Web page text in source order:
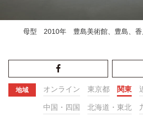
母型 2010年 豊島美術館、豊島、
地域 オンライン 東京都 関東
中国・四国 北海道・東北